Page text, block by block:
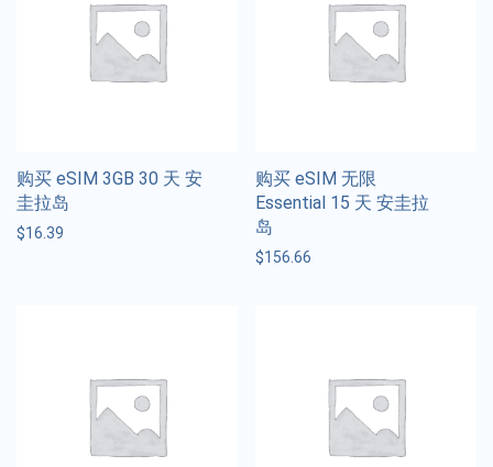
购买 eSIM 3GB 30 天 安
圭拉岛
$16.39
购买 eSIM 无限
Essential 15 天 安圭拉
岛
$156.66